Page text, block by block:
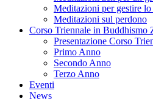
Meditazioni per gestire lo
Meditazioni sul perdono
Corso Triennale in Buddhismo
Presentazione Corso
Primo Anno
Secondo Anno
Terzo Anno
Eventi
News